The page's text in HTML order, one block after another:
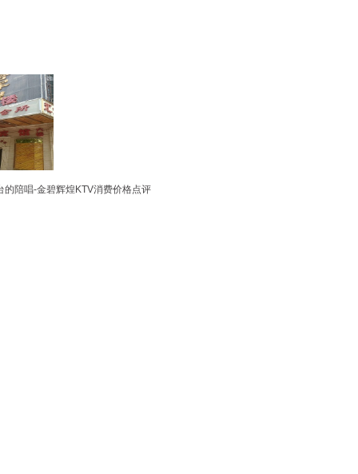
的陪唱-金碧辉煌KTV消费价格点评